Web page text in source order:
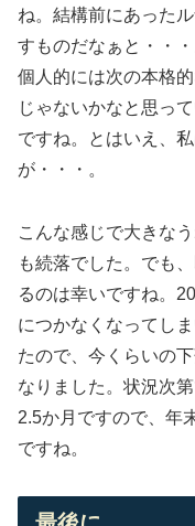
ね。結構前にあった
すものだなぁと・・
個人的には次の本格
じゃないかなと思っ
ですね。とはいえ、
が・・・。
こんな感じで大きな
も続落でした。でも
るのは幸いですね。
につかなくなってし
たので、今くらいの
なりました。状況次
2.5か月ですので、年
ですね。